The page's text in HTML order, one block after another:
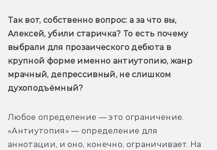
Так вот, собственно вопрос: а за что вы,
Алексей, убили старичка? То есть почему
выбрали для прозаического дебюта в
крупной форме именно антиутопию, жанр
мрачный, депрессивный, не слишком
духоподъёмный?
Любое определение — это ограничение.
«Антиутопия» — определение для
аннотации, и оно, конечно, ограничивает. На